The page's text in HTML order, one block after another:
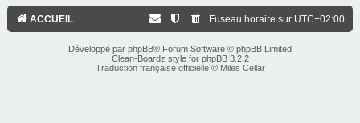
ACCUEIL Fuseau horaire sur UTC+02:00
Développé par phpBB® Forum Software © phpBB Limited
Clean-Boardz style for phpBB 3.2.2
Traduction française officielle© Miles Cellar